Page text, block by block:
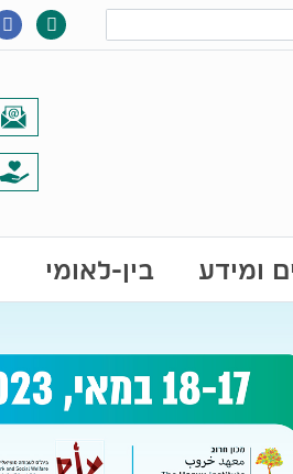
ומידע בין-לאומי